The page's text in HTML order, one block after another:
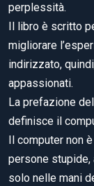
perplessità.
Il libro è scritto
migliorare
indirizzato,
appassionati.
La prefazione
definisce il
Il computer non
persone stupide,
solo nelle mani